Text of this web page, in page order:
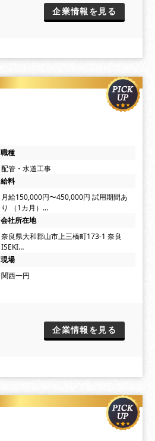
企業情報を見る
職種
配管・水道工事
給料
月給150,000円〜450,000円 試用期間あ
り （1カ月）…
会社所在地
奈良県大和郡山市上三橋町173-1 奈良
ISEKI…
現場
関西一円
企業情報を見る